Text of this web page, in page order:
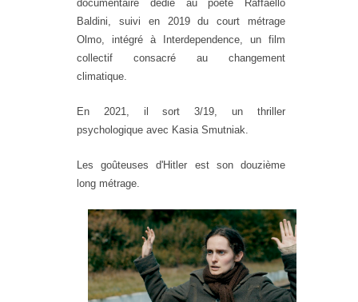
documentaire dédié au poète Raffaello
Baldini, suivi en 2019 du court métrage
Olmo, intégré à Interdependence, un film
collectif consacré au changement
climatique.
En 2021, il sort 3/19, un thriller
psychologique avec Kasia Smutniak.
Les goûteuses d'Hitler est son douzième
long métrage.